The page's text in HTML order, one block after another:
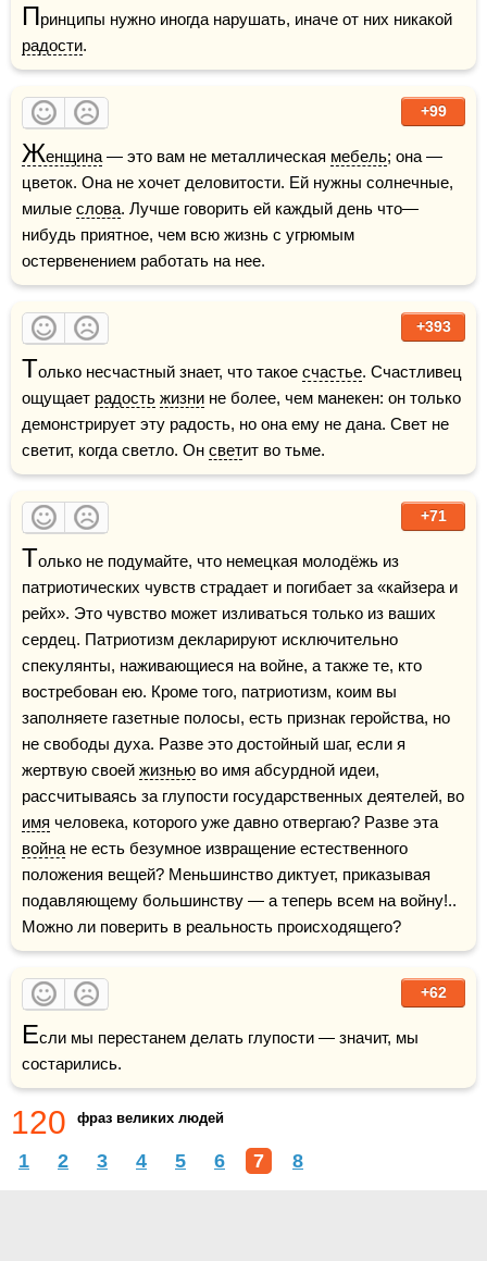
П
радости.
+99
Женщина — это вам не металлическая мебель; она —
цветок. Она не хочет деловитости. Ей нужны солнечные,
милые слова. Лучше говорить ей каждый день что—
нибудь приятное, чем всю жизнь с угрюмым
остервенением работать на нее.
+393
Только несчастный знает, что такое счастье. Счастливец
ощущает радость жизни не более, чем манекен: он только
демонстрирует эту радость, но она ему не дана. Свет не
светит, когда светло. Он светит во тьме.
+71
Только не подумайте, что немецкая молодёжь из
патриотических чувств страдает и погибает за «кайзера и
рейх». Это чувство может изливаться только из ваших
сердец. Патриотизм декларируют исключительно
спекулянты, наживающиеся на войне, а также те, кто
востребован ею. Кроме того, патриотизм, коим вы
заполняете газетные полосы, есть признак геройства, но
не свободы духа. Разве это достойный шаг, если я
жертвую своей жизнью во имя абсурдной идеи,
имя
война не есть безумное извращение естественного
положения вещей? Меньшинство диктует, приказывая
подавляющему большинству — а теперь всем на войну!..
Можно ли поверить в реальность происходящего?
+62
Если мы перестанем делать глупости — значит, мы
состарились.
120 фраз великих людей
1 2 3 4 5 6 7 8